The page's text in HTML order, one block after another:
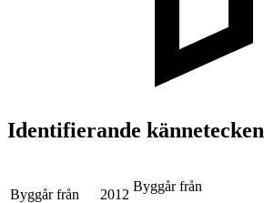
Identifierande kännetecken
Byggår från 2012
Byggår från